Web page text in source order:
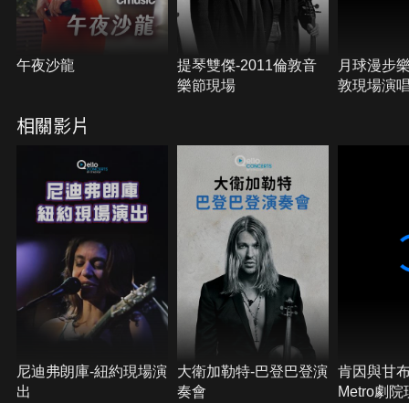
午夜沙龍
提琴雙傑-2011倫敦音
樂節現場
月球漫步
敦現場演
相關影片
尼迪弗朗庫-紐約現場演
出
大衛加勒特-巴登巴登演
奏會
肯因與甘
Metro劇院